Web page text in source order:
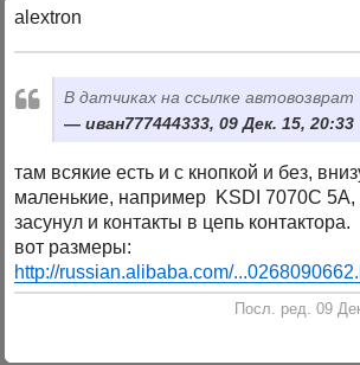
alextron
В датчиках на ссылке автовозврат
иван777444333, 09 Дек. 15, 20:33
там всякие есть и с кнопкой и без,
маленькие, например KSDI 7070C
засунул и контакты в цепь контактора.
вот размеры:
http://russian.alibaba.com/
Посл. ред. 09